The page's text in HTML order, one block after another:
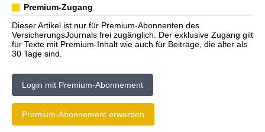
Premium-Zugang
Dieser Artikel ist nur für Premium-Abonnenten des
VersicherungsJournals frei zugänglich. Der exklusive Zugang gilt
für Texte mit Premium-Inhalt wie auch für Beiträge, die älter als
30 Tage sind.
Login mit Premium-Abonnement
Premium-Abonnement erwerben